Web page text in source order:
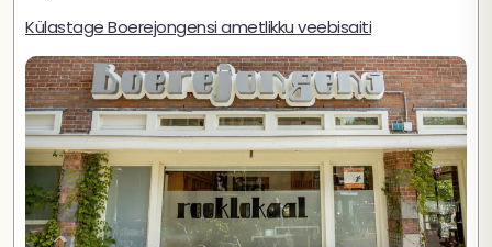
Külastage Boerejongensi ametlikku veebisaiti